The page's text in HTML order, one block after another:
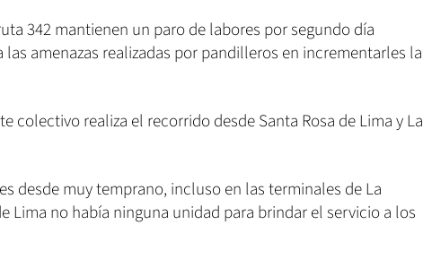
342 mantienen un paro de labores por segundo día
amenazas realizadas por pandilleros en incrementarles la
colectivo realiza el recorrido desde Santa Rosa de Lima y La
desde muy temprano, incluso en las terminales de La
Lima no había ninguna unidad para brindar el servicio a los